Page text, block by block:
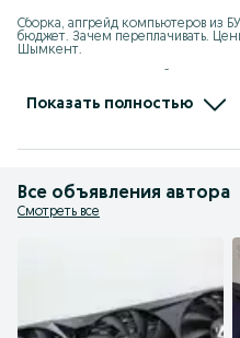
Сборка, апгрейд компьютеров из
бюджет. Зачем переплачивать.
Шымкент.
Имеется КаспиРЭД.
Показать полностью
Все объявления автора
Смотреть все